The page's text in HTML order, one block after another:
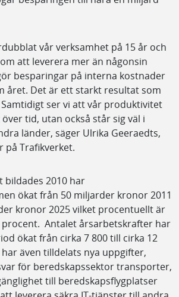
vår verksamhet på 15 år och
att leverera mer än någonsin
besparingar på interna kostnader
året. Det är ett starkt resultat som
ser vi att vår produktivitet
tid, utan också står sig väl i
länder, säger Ulrika Geeraedts,
på Trafikverket.
bildades 2010 har
ökat från 50 miljarder kronor 2011
kronor 2025 vilket procentuellt är
procent. Antalet årsarbetskrafter har
ökat från cirka 7 800 till cirka 12
även tilldelats nya uppgifter,
för beredskapssektor transporter,
till beredskapsflygplatser